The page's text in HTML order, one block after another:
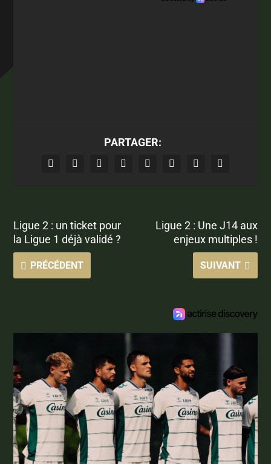
PARTAGER:
Ligue 2 : un ticket pour
la Ligue 1 déjà validé ?
PRÉCÉDENT
Ligue 2 : Une J14 aux
enjeux multiples !
SUIVANT